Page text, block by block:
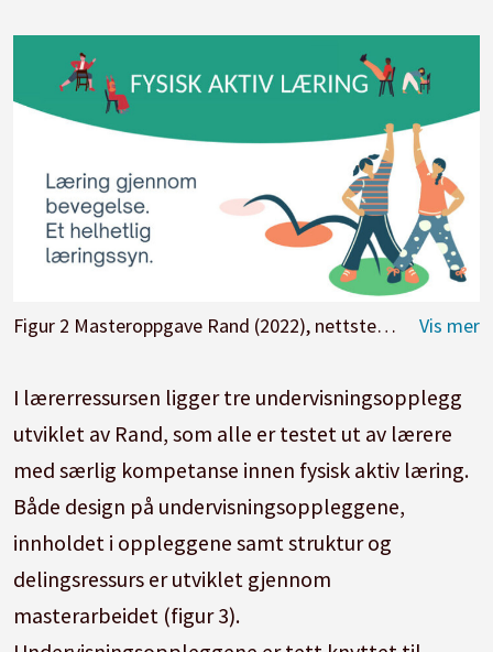
Figur 2 Masteroppgave Rand (2022), nettsted for fysisk aktiv læring i begynneropplæringen i norsk
I lærerressursen ligger tre undervisningsopplegg
utviklet av Rand, som alle er testet ut av lærere
med særlig kompetanse innen fysisk aktiv læring.
Både design på undervisningsoppleggene,
innholdet i oppleggene samt struktur og
delingsressurs er utviklet gjennom
masterarbeidet (figur 3).